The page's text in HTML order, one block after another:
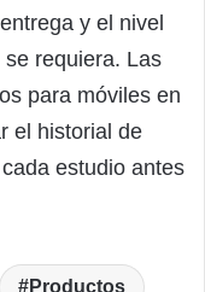
y el nivel
requiera. Las
para móviles en
el historial de
estudio antes
Productos